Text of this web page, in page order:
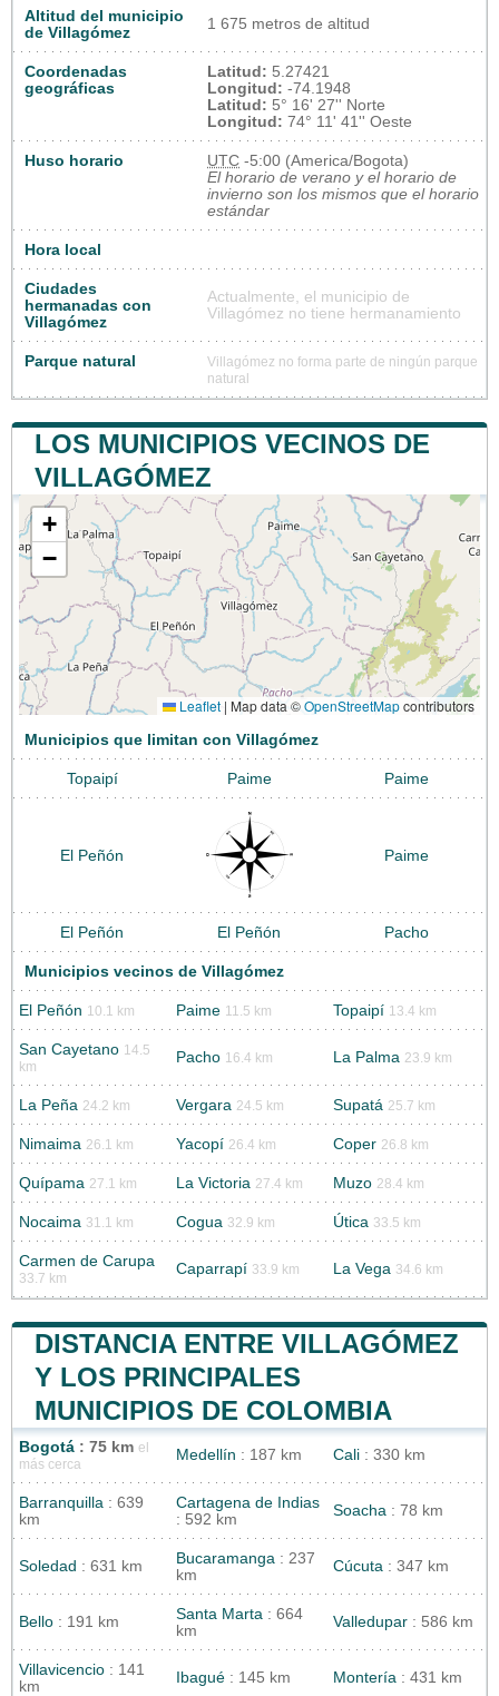
Altitud del municipio
de Villagómez
1 675 metros de altitud
Coordenadas
geográficas
Latitud: 5.27421
Longitud: -74.1948
Latitud: 5° 16' 27'' Norte
Longitud: 74° 11' 41'' Oeste
Huso horario UTC -5:00 (America/Bogota)
El horario de verano y el horario de
invierno son los mismos que el horario
estándar
Hora local
Ciudades
hermanadas con
Villagómez
Actualmente, el municipio de
Villagómez no tiene hermanamiento
Parque natural
Villagómez no forma parte de ningún parque
natural
LOS MUNICIPIOS VECINOS DE
VILLAGÓMEZ
+
−
Leaflet | Map data ©OpenStreetMapcontributors
Municipios que limitan con Villagómez
Topaipí Paime Paime
El Peñón Paime
El Peñón El Peñón Pacho
Municipios vecinos de Villagómez
El Peñón 10.1 km Paime 11.5 km Topaipí 13.4 km
San Cayetano 14.5
km
Pacho 16.4 km La Palma 23.9 km
La Peña 24.2 km Vergara 24.5 km Supatá 25.7 km
Nimaima 26.1 km Yacopí 26.4 km Coper 26.8 km
Quípama 27.1 km La Victoria 27.4 km Muzo 28.4 km
Nocaima 31.1 km Cogua 32.9 km Útica 33.5 km
Carmen de Carupa
33.7 km
Caparrapí 33.9 km La Vega 34.6 km
DISTANCIA ENTRE VILLAGÓMEZ
Y LOS PRINCIPALES
MUNICIPIOS DE COLOMBIA
Bogotá : 75 km el
más cerca
Medellín : 187 km Cali : 330 km
Barranquilla : 639
km
Cartagena de Indias
: 592 km
Soacha : 78 km
Soledad : 631 km Bucaramanga : 237
km
Cúcuta : 347 km
Bello : 191 km Santa Marta : 664
km
Valledupar : 586 km
Villavicencio : 141
km
Ibagué : 145 km Montería : 431 km